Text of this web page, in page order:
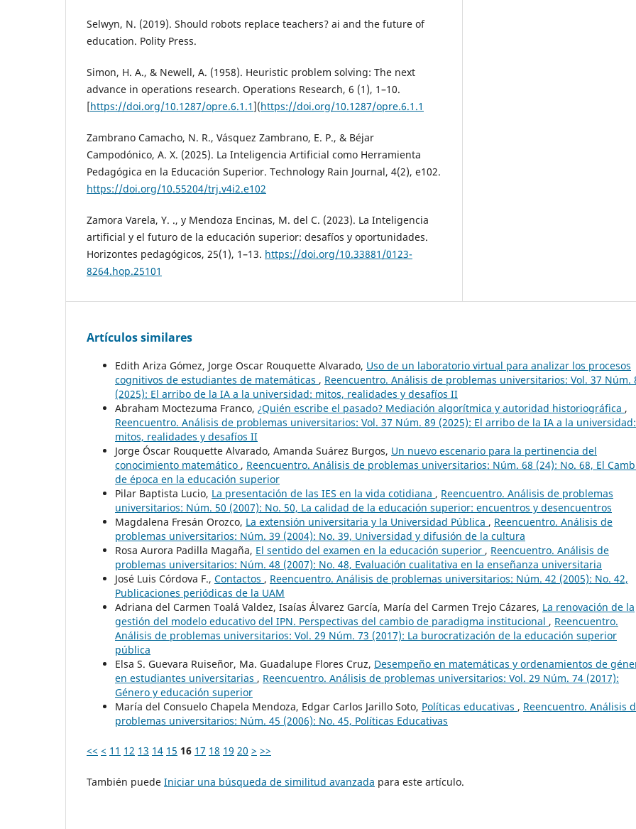
Selwyn, N. (2019). Should robots replace teachers? ai and the future of
education. Polity Press.
Simon, H. A., & Newell, A. (1958). Heuristic problem solving: The next
advance in operations research. Operations Research, 6 (1), 1–10.
[https://doi.org/10.1287/opre.6.1.1](https://doi.org/10.1287/opre.6.1.1
Zambrano Camacho, N. R., Vásquez Zambrano, E. P., & Béjar
Campodónico, A. X. (2025). La Inteligencia Artificial como Herramienta
Pedagógica en la Educación Superior. Technology Rain Journal, 4(2), e102.
https://doi.org/10.55204/trj.v4i2.e102
Zamora Varela, Y. ., y Mendoza Encinas, M. del C. (2023). La Inteligencia
artificial y el futuro de la educación superior: desafíos y oportunidades.
Horizontes pedagógicos, 25(1), 1–13. https://doi.org/10.33881/0123-
8264.hop.25101
Artículos similares
Edith Ariza Gómez, Jorge Oscar Rouquette Alvarado, Uso de un laboratorio virtual para analizar los procesos
cognitivos de estudiantes de matemáticas , Reencuentro. Análisis de problemas universitarios: Vol. 37 Núm.
(2025): El arribo de la IA a la universidad: mitos, realidades y desafíos II
Abraham Moctezuma Franco, ¿Quién escribe el pasado? Mediación algorítmica y autoridad historiográfica ,
Reencuentro. Análisis de problemas universitarios: Vol. 37 Núm. 89 (2025): El arribo de la IA a la universidad:
mitos, realidades y desafíos II
Jorge Óscar Rouquette Alvarado, Amanda Suárez Burgos, Un nuevo escenario para la pertinencia del
conocimiento matemático , Reencuentro. Análisis de problemas universitarios: Núm. 68 (24): No. 68, El
de época en la educación superior
Pilar Baptista Lucio, La presentación de las IES en la vida cotidiana , Reencuentro. Análisis de problemas
universitarios: Núm. 50 (2007): No. 50, La calidad de la educación superior: encuentros y desencuentros
Magdalena Fresán Orozco, La extensión universitaria y la Universidad Pública , Reencuentro. Análisis de
problemas universitarios: Núm. 39 (2004): No. 39, Universidad y difusión de la cultura
Rosa Aurora Padilla Magaña, El sentido del examen en la educación superior , Reencuentro. Análisis de
problemas universitarios: Núm. 48 (2007): No. 48, Evaluación cualitativa en la enseñanza universitaria
José Luis Córdova F., Contactos , Reencuentro. Análisis de problemas universitarios: Núm. 42 (2005): No. 42,
Publicaciones periódicas de la UAM
Adriana del Carmen Toalá Valdez, Isaías Álvarez García, María del Carmen Trejo Cázares, La renovación de la
gestión del modelo educativo del IPN. Perspectivas del cambio de paradigma institucional , Reencuentro.
Análisis de problemas universitarios: Vol. 29 Núm. 73 (2017): La burocratización de la educación superior
pública
Elsa S. Guevara Ruiseñor, Ma. Guadalupe Flores Cruz, Desempeño en matemáticas y ordenamientos de
en estudiantes universitarias , Reencuentro. Análisis de problemas universitarios: Vol. 29 Núm. 74 (2017):
Género y educación superior
María del Consuelo Chapela Mendoza, Edgar Carlos Jarillo Soto, Políticas educativas , Reencuentro. Análisis
problemas universitarios: Núm. 45 (2006): No. 45, Políticas Educativas
<< < 11 12 13 14 15 16 17 18 19 20 > >>
También puede Iniciar una búsqueda de similitud avanzada para este artículo.